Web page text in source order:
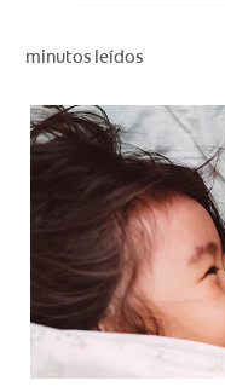
minutos leídos